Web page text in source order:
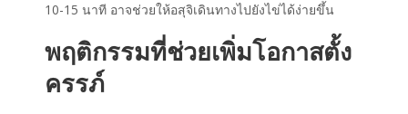
10-15 นาที อาจช่วยให้อสุจิเดินทางไปยังไข่ได้ง่ายขึ้น
พฤติกรรมที่ช่วยเพิ่มโอกาสตั้ง
ครรภ์